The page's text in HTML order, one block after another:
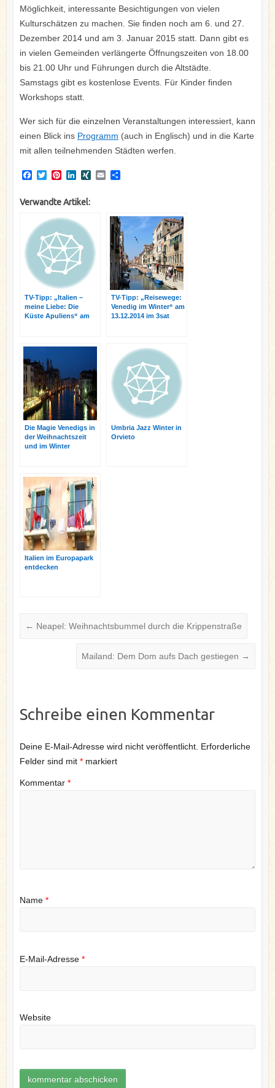
Möglichkeit, interessante Besichtigungen von vielen
Kulturschätzen zu machen. Sie finden noch am 6. und 27.
Dezember 2014 und am 3. Januar 2015 statt. Dann gibt es
in vielen Gemeinden verlängerte Öffnungszeiten von 18.00
bis 21.00 Uhr und Führungen durch die Altstädte.
Samstags gibt es kostenlose Events. Für Kinder finden
Workshops statt.
Wer sich für die einzelnen Veranstaltungen interessiert, kann
einen Blick ins Programm (auch in Englisch) und in die Karte
mit allen teilnehmenden Städten werfen.
F
e
o
o
T
t
e
r
P
t
e
s
t
L
k
d
n
X
E
T
e
n
Verwandte Artikel:
TV-Tipp: „Italien –
meine Liebe: Die
Küste Apuliens“ am
TV-Tipp: „Reisewege:
Venedig im Winter“ am
13.12.2014 im 3sat
Die Magie Venedigs in
der Weihnachtszeit
und im Winter
Umbria Jazz Winter in
Orvieto
Italien im Europapark
entdecken
← Neapel: Weihnachtsbummel durch die Krippenstraße
Mailand: Dem Dom aufs Dach gestiegen →
Schreibe einen Kommentar
Deine E-Mail-Adresse wird nicht veröffentlicht. Erforderliche
Felder sind mit *markiert
Kommentar *
Name *
E-Mail-Adresse *
Website